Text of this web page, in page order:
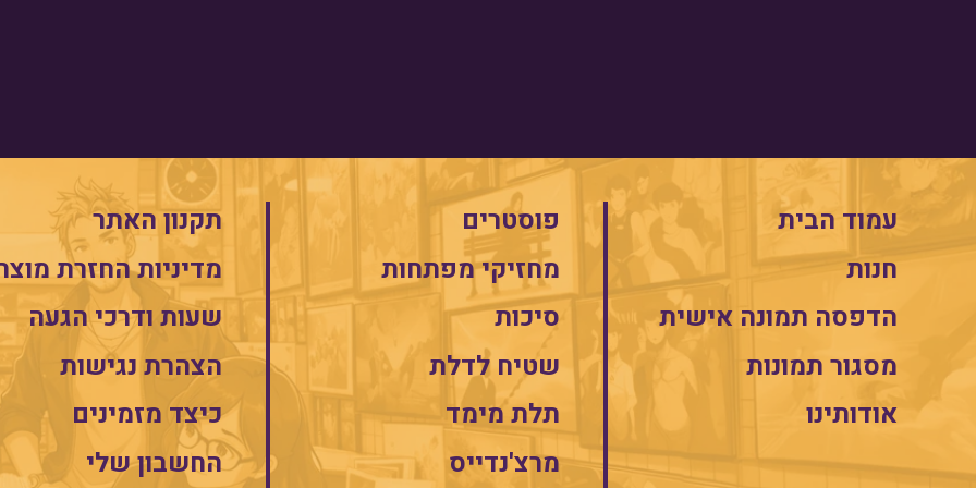
עמוד הבית
חנות
הדפסה תמונה אישית
מסגור תמונות
אודותינו
פוסטרים
מחזיקי מפתחות
סיכות
שטיח לדלת
תלת מימד
מרצ'נדייס
תקנון האתר
מדיניות החזרת
שעות ודרכי הגעה
הצהרת נגישות
כיצד מזמינים
החשבון שלי